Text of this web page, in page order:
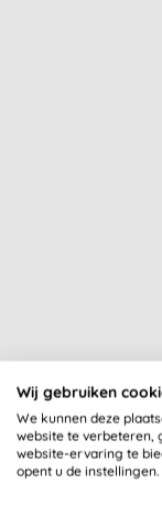
Wij gebruiken
We kunnen deze
website te verbeteren,
website-ervaring te
opent u de instellingen.